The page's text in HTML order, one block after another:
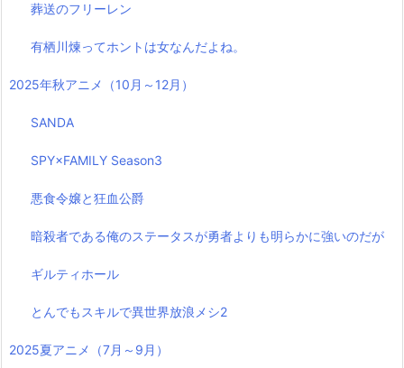
葬送のフリーレン
有栖川煉ってホントは女なんだよね。
2025年秋アニメ（10月～12月）
SANDA
SPY×FAMILY Season3
悪食令嬢と狂血公爵
暗殺者である俺のステータスが勇者よりも明らかに強いのだが
ギルティホール
とんでもスキルで異世界放浪メシ2
2025夏アニメ（7月～9月）